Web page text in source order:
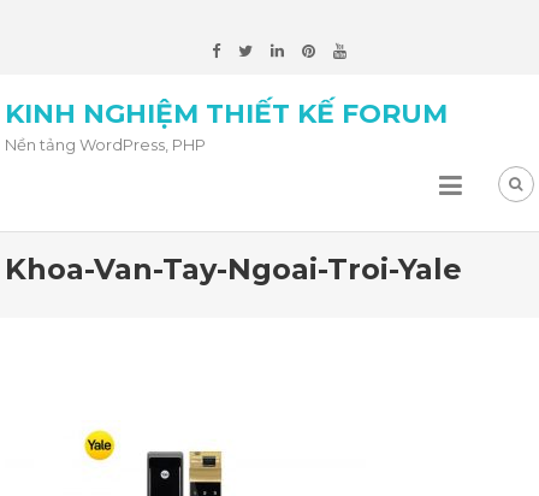
KINH NGHIỆM THIẾT KẾ FORUM
Nền tảng WordPress, PHP
Khoa-Van-Tay-Ngoai-Troi-Yale